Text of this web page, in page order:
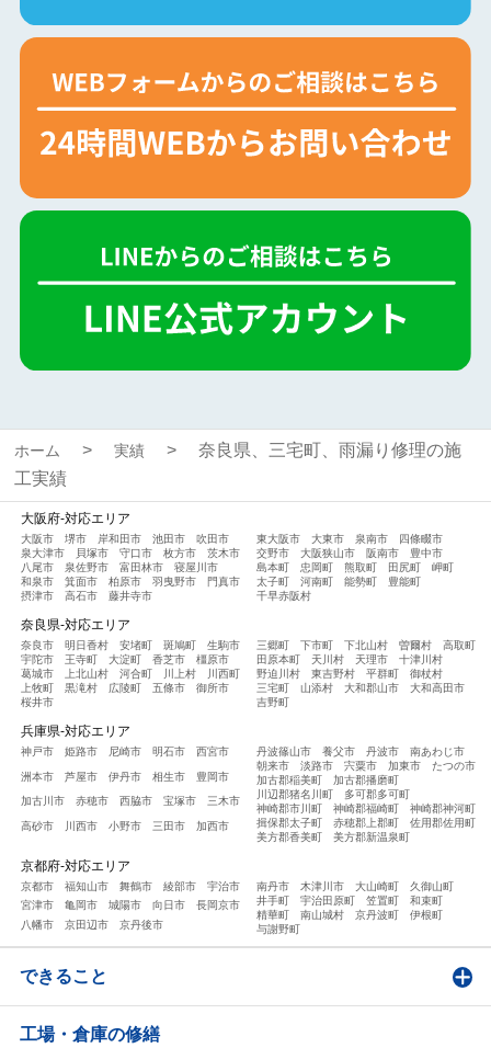
ホーム 実績
奈良県、三宅町、雨漏り修理の施
工実績
大阪府-対応エリア
大阪市 堺市 岸和田市 池田市
吹田市
泉大津市
貝塚市 守口市 枚方市
茨木市
八尾市
泉佐野市 富田林市
寝屋川市
和泉市
箕面市 柏原市 羽曳野市
門真市
摂津市
高石市 藤井寺市
東大阪市 大東市 泉南市
四條畷市
交野市
大阪狭山市 阪南市
豊中市
島本町
忠岡町 熊取町 田尻町
岬町
太子町
河南町 能勢町
豊能町
千早赤阪村
奈良県-対応エリア
奈良市 明日香村 安堵町 斑鳩町
生駒市
宇陀市
王寺町 大淀町 香芝市
橿原市
葛城市
上北山村 河合町 川上村
川西町
上牧町
黒滝村 広陵町 五條市
御所市
桜井市
三郷町 下市町 下北山村 曽爾村
高取町
田原本町
天川村 天理市
十津川村
野迫川村
東吉野村 平群町
御杖村
三宅町
山添村 大和郡山市
大和高田市
吉野町
兵庫県-対応エリア
神戸市 姫路市 尼崎市 明石市 西宮市
洲本市 芦屋市 伊丹市 相生市 豊岡市
加古川市 赤穂市 西脇市 宝塚市 三木市
高砂市 川西市 小野市 三田市 加西市
丹波篠山市 養父市 丹波市
南あわじ市
朝来市
淡路市 宍粟市 加東市
たつの市
加古郡稲美町
加古郡播磨町
川辺郡猪名川町
多可郡多可町
神崎郡市川町
神崎郡福崎町
神崎郡神河町
揖保郡太子町
赤穂郡上郡町
佐用郡佐用町
美方郡香美町
美方郡新温泉町
京都府-対応エリア
京都市 福知山市 舞鶴市 綾部市
宇治市
宮津市
亀岡市 城陽市 向日市
長岡京市
八幡市
京田辺市 京丹後市
南丹市 木津川市 大山崎町
久御山町
井手町
宇治田原町 笠置町
和束町
精華町
南山城村 京丹波町
伊根町
与謝野町
できること
工場・倉庫の修繕